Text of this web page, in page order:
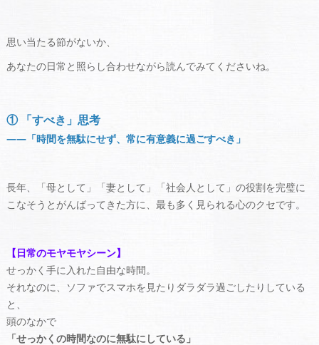
思い当たる節がないか、
あなたの日常と照らし合わせながら読んでみてくださいね。
① 「すべき」思考
――「時間を無駄にせず、常に有意義に過ごすべき」
長年、「母として」「妻として」「社会人として」の役割を完璧に
こなそうとがんばってきた方に、最も多く見られる心のクセです。
【日常のモヤモヤシーン】
せっかく手に入れた自由な時間。
それなのに、ソファでスマホを見たりダラダラ過ごしたりしている
と、
頭のなかで
「せっかくの時間なのに無駄にしている」